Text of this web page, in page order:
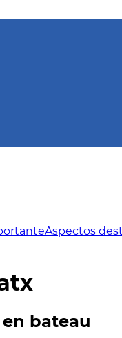
Aspectos
bateau